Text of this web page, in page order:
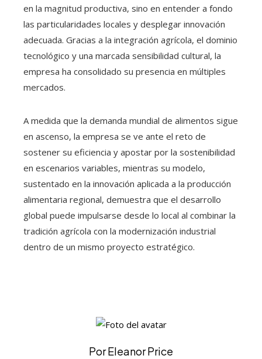
en la magnitud productiva, sino en entender a fondo
las particularidades locales y desplegar innovación
adecuada. Gracias a la integración agrícola, el dominio
tecnológico y una marcada sensibilidad cultural, la
empresa ha consolidado su presencia en múltiples
mercados.
A medida que la demanda mundial de alimentos sigue
en ascenso, la empresa se ve ante el reto de
sostener su eficiencia y apostar por la sostenibilidad
en escenarios variables, mientras su modelo,
sustentado en la innovación aplicada a la producción
alimentaria regional, demuestra que el desarrollo
global puede impulsarse desde lo local al combinar la
tradición agrícola con la modernización industrial
dentro de un mismo proyecto estratégico.
Por Eleanor Price